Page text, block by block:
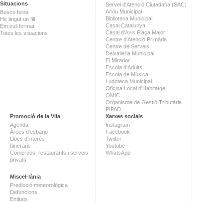
Situacions
Busco feina
He tingut un fill
Em vull formar
Totes les situacions
Servei d'Atenció Ciutadana (SAC)
Arxiu Municipal
Biblioteca Municipal
Casal Catalunya
Casal d'Avis Plaça Major
Centre d'Atenció Primària
Centre de Serveis
Deixalleria Municipal
El Mirador
Escola d'Adults
Escola de Música
Ludoteca Municipal
Oficina Local d'Habitatge
OMIC
Organisme de Gestió Tributària
PIPAD
Promoció de la Vila
Agenda
Àrees d'esbarjo
Llocs d'interès
Itineraris
Comerços, restaurants i serveis
privats
Miscel·lània
Predicció meteorològica
Defuncions
Entitats
Xarxes socials
Instagram
Facebook
Twitter
Youtube
WhatsApp